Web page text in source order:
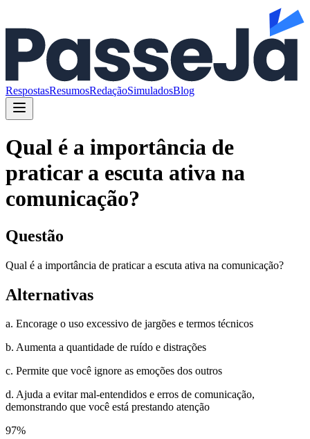
RespostasResumosRedaçãoSimuladosBlog
Qual é a importância de
praticar a escuta ativa na
comunicação?
Questão
Qual é a importância de praticar a escuta ativa na comunicação?
Alternativas
a. Encorage o uso excessivo de jargões e termos técnicos
b. Aumenta a quantidade de ruído e distrações
c. Permite que você ignore as emoções dos outros
d. Ajuda a evitar mal-entendidos e erros de comunicação,
demonstrando que você está prestando atenção
97%